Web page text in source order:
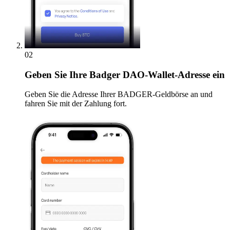
02
Geben Sie Ihre Badger DAO-Wallet-Adresse ein
Geben Sie die Adresse Ihrer BADGER-Geldbörse an und
fahren Sie mit der Zahlung fort.